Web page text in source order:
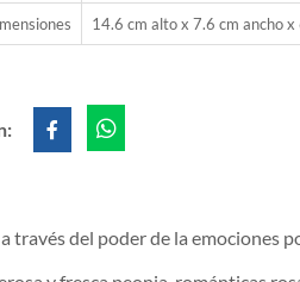
14.6 cm alto x 7.6 cm ancho
través del poder de la